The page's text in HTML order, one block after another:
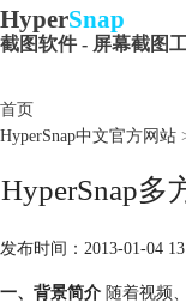
HyperSnap
截图软件 - 屏幕截图
首页
HyperSnap中文官方网站
HyperSnap多
发布时间：2013-01-04
一、背景简介 随着视频